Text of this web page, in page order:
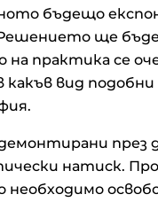
бъдещо
ще
на практика се
какъв вид
през
натиск.